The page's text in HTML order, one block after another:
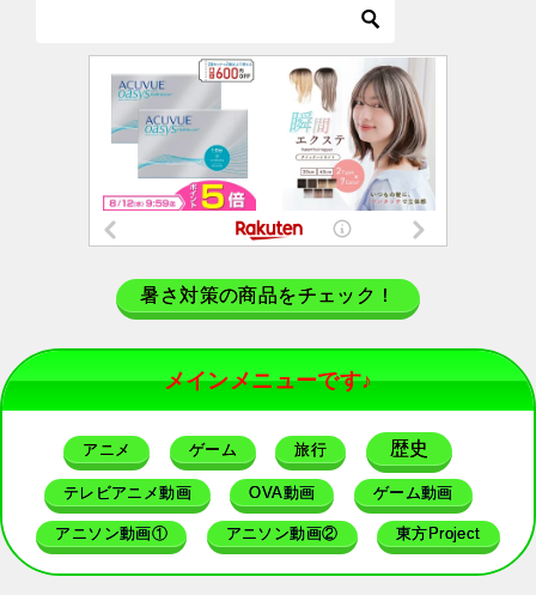
暑さ対策の商品をチェック！
メインメニューです♪
アニメ ゲーム 旅行 歴史
テレビアニメ動画 OVA動画 ゲーム動画
アニソン動画① アニソン動画② 東方Project